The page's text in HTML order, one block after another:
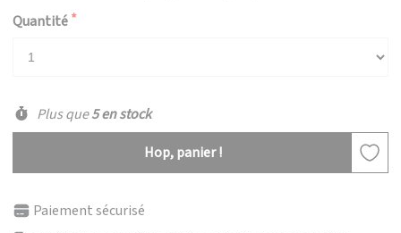
Quantité
Plus que5 en stock
Hop, panier !
Paiement sécurisé